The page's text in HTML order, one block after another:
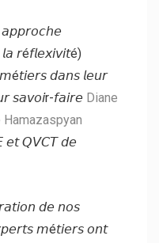
𝘢𝘱𝘱𝘳𝘰𝘤𝘩𝘦
𝘳é𝘧𝘭𝘦𝘹𝘪𝘷𝘪𝘵é)
𝘥𝘢𝘯𝘴 𝘭𝘦𝘶𝘳
𝘴𝘢𝘷𝘰𝘪r-𝘧𝘢𝘪𝘳𝘦 Diane
Hamazaspyan
𝘦𝘵 𝘘𝘝𝘊𝘛 𝘥𝘦
𝘥𝘦 𝘯𝘰𝘴
𝘮é𝘵𝘪𝘦𝘳𝘴 𝘰𝘯𝘵